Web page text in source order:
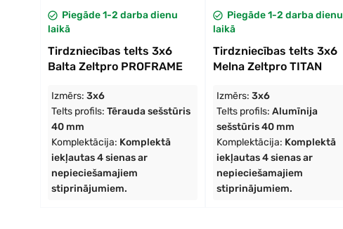
Piegāde 1-2 darba dienu
laikā
Tirdzniecības telts 3x6
Balta Zeltpro PROFRAME
Izmērs: 3x6
Telts profils: Tērauda sešstūris
40 mm
Komplektācija: Komplektā
iekļautas 4 sienas ar
nepieciešamajiem
stiprinājumiem.
Piegāde 1-2 darba dienu
laikā
Tirdzniecības telts 3x6
Melna Zeltpro TITAN
Izmērs: 3x6
Telts profils: Alumīnija
sešstūris 40 mm
Komplektācija: Komplektā
iekļautas 4 sienas ar
nepieciešamajiem
stiprinājumiem.